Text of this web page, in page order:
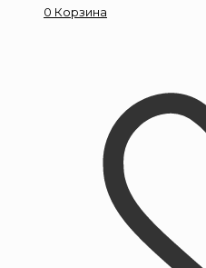
0 Корзина